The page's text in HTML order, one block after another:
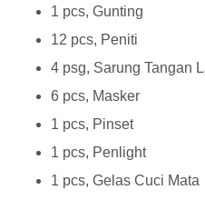
1 pcs, Gunting
12 pcs, Peniti
4 psg, Sarung Tangan
6 pcs, Masker
1 pcs, Pinset
1 pcs, Penlight
1 pcs, Gelas Cuci Mata